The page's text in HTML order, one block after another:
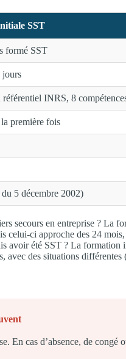
SST
formé SST
jours
INRS, 8
première fois
5 décembre 2002)
secours en entreprise ? La
celui-ci approche des 24
avoir été SST ? La
avec des situations
En cas d’absence, de